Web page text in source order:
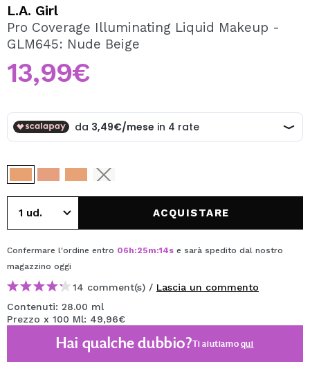
Creando un account su Maquibeauty.it potrai fare i tuoi
acquisti velocemente, controllare lo stato dei tuoi ordini e
L.A. Girl
Pro Coverage Illuminating Liquid Makeup -
GLM645: Nude Beige
13,99€
ACQUISTARE
Confermare l'ordine entro 06h:25m:14s e sarà spedito dal nostro
magazzino oggi
14 comment(s) / Lascia un commento
Contenuti: 28.00 ml
Prezzo x 100 Ml: 49,96€
Hai qualche dubbio?Ti aiutiamoqui